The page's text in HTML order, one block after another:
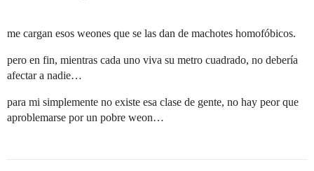
me cargan esos weones que se las dan de machotes homofóbicos.
pero en fin, mientras cada uno viva su metro cuadrado, no debería
afectar a nadie…
para mi simplemente no existe esa clase de gente, no hay peor que
aproblemarse por un pobre weon…